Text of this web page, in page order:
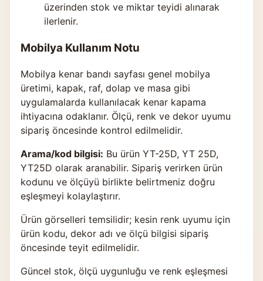
üzerinden stok ve miktar teyidi alınarak
ilerlenir.
Mobilya Kullanım Notu
Mobilya kenar bandı sayfası genel mobilya
üretimi, kapak, raf, dolap ve masa gibi
uygulamalarda kullanılacak kenar kapama
ihtiyacına odaklanır. Ölçü, renk ve dekor uyumu
sipariş öncesinde kontrol edilmelidir.
Arama/kod bilgisi: Bu ürün YT-25D, YT 25D,
YT25D olarak aranabilir. Sipariş verirken ürün
kodunu ve ölçüyü birlikte belirtmeniz doğru
eşleşmeyi kolaylaştırır.
Ürün görselleri temsilidir; kesin renk uyumu için
ürün kodu, dekor adı ve ölçü bilgisi sipariş
öncesinde teyit edilmelidir.
Güncel stok, ölçü uygunluğu ve renk eşleşmesi